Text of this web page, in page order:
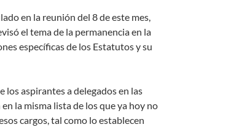
en la reunión del 8 de este mes,
el tema de la permanencia en la
específicas de los Estatutos y su
los aspirantes a delegados en las
la misma lista de los que ya hoy no
cargos, tal como lo establecen